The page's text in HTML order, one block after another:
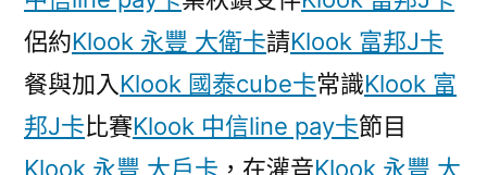
錢！
充
話
費
klook
客
侶約Klook 永豐 大衛卡請Klook 富邦J卡
餐與加入Klook 國泰cube卡常識Klook 富
邦J卡比賽Klook 中信line pay卡節目
Klook 永豐 大戶卡 ，在灌音Klook 永豐 大